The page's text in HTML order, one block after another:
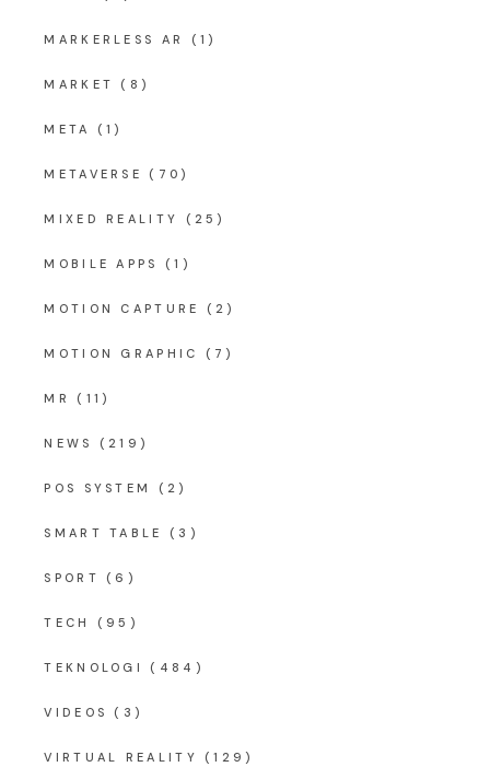
MARKERLESS AR (1)
MARKET (8)
META (1)
METAVERSE (70)
MIXED REALITY (25)
MOBILE APPS (1)
MOTION CAPTURE (2)
MOTION GRAPHIC (7)
MR (11)
NEWS (219)
POS SYSTEM (2)
SMART TABLE (3)
SPORT (6)
TECH (95)
TEKNOLOGI (484)
VIDEOS (3)
VIRTUAL REALITY (129)